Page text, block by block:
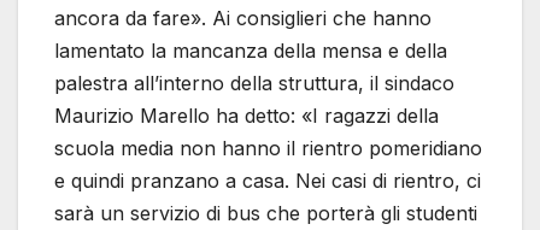
ancora da fare». Ai consiglieri che hanno
lamentato la mancanza della mensa e della
palestra all’interno della struttura, il sindaco
Maurizio Marello ha detto: «I ragazzi della
scuola media non hanno il rientro pomeridiano
e quindi pranzano a casa. Nei casi di rientro, ci
sarà un servizio di bus che porterà gli studenti